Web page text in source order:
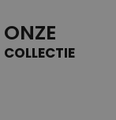
ONZE
COLLECTIE